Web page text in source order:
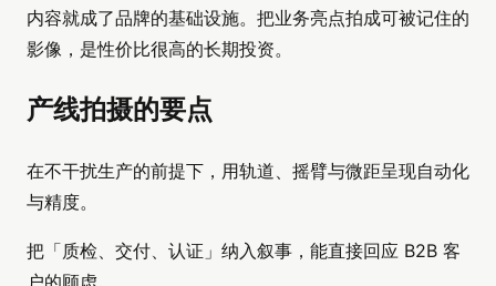
内容就成了品牌的基础设施。把业务亮点拍成可被记住的
影像，是性价比很高的长期投资。
产线拍摄的要点
在不干扰生产的前提下，用轨道、摇臂与微距呈现自动化
与精度。
把「质检、交付、认证」纳入叙事，能直接回应 B2B 客
户的顾虑。